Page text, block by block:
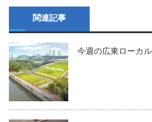
関連記事
今週の広東ローカ